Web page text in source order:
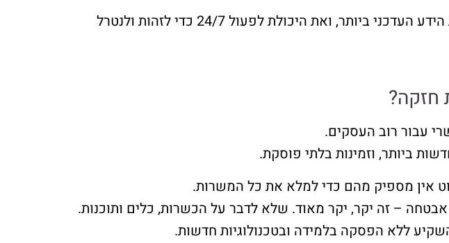
השקעתם בטכנולוגיה, במערכות, אבל האם יש לכם את הצוות המתאים, את הידע העדכני ביותר, ואת היכולת לפעול 24/7 כדי לזהות ולנטרל
עבור רוב העסקים.
ביותר, וזמינות בלתי פוסקת.
אין מספיק מהם כדי למלא את כל המשרות.
– זה יקר, יקר מאוד. שלא לדבר על הכשרות, כלים ותוכנות.
ללא הפסקה בלמידה ובטכנולוגיות חדשות.